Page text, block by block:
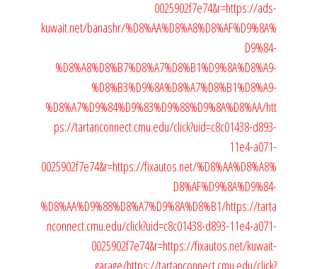
0025902f7e74&r=https://ads-
kuwait.net/banashr/%D8%AA%D8%A8%D8%AF%D9%8A%
D9%84-
%D8%A8%D8%B7%D8%A7%D8%B1%D9%8A%D8%A9-
%D8%B3%D9%8A%D8%A7%D8%B1%D8%A9-
%D8%A7%D9%84%D9%83%D9%88%D9%8A%D8%AA/htt
ps://tartanconnect.cmu.edu/click?uid=c8c01438-d893-
11e4-a071-
0025902f7e74&r=https://fixautos.net/%D8%AA%D8%A8%
D8%AF%D9%8A%D9%84-
%D8%AA%D9%88%D8%A7%D9%8A%D8%B1/https://tarta
nconnect.cmu.edu/click?uid=c8c01438-d893-11e4-a071-
0025902f7e74&r=https://fixautos.net/kuwait-